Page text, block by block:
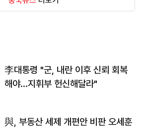
李대통령 "군, 내란 이후 신뢰 회복
해야…지휘부 헌신해달라"
與, 부동산 세제 개편안 비판 오세훈